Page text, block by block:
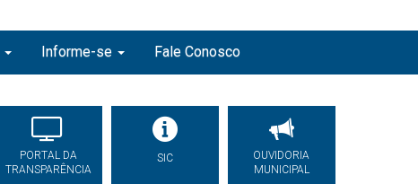
Informe-se Fale Conosco
PORTAL DA
TRANSPARÊNCIA
SIC
OUVIDORIA
MUNICIPAL